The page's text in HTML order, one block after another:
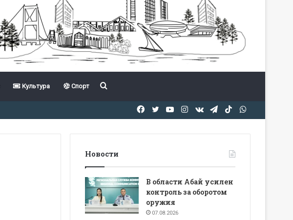
Культура Спорт Іздеу
TikTok
Telegram
vk.com
Instagram
YouTube
Twitter
Facebook
Новости
В области Абай усилен
контроль за оборотом
оружия
07.08.2026